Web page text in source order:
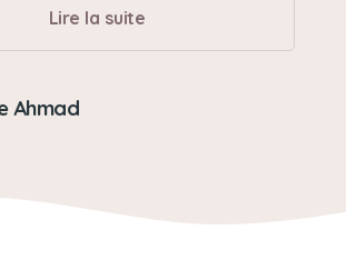
Lire la suite
Ahmad